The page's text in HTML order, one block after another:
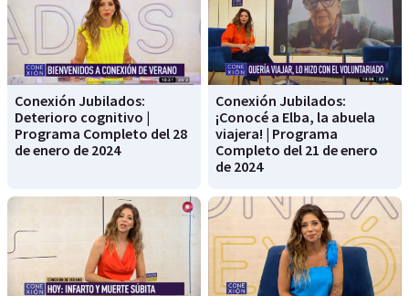
Conexión Jubilados:
Deterioro cognitivo |
Programa Completo del 28
de enero de 2024
Conexión Jubilados:
¡Conocé a Elba, la abuela
viajera! | Programa
Completo del 21 de enero
de 2024